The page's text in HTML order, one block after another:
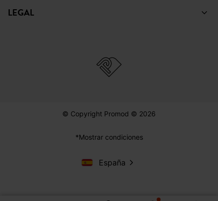
LEGAL
© Copyright Promod © 2026
*Mostrar condiciones
España